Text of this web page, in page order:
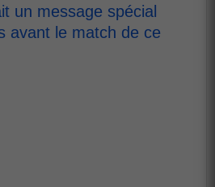
un message spécial
avant le match de ce